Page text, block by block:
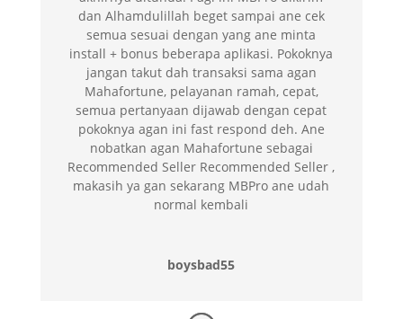
dan Alhamdulillah beget sampai ane cek
semua sesuai dengan yang ane minta
install + bonus beberapa aplikasi. Pokoknya
jangan takut dah transaksi sama agan
Mahafortune, pelayanan ramah, cepat,
semua pertanyaan dijawab dengan cepat
pokoknya agan ini fast respond deh. Ane
nobatkan agan Mahafortune sebagai
Recommended Seller Recommended Seller ,
makasih ya gan sekarang MBPro ane udah
normal kembali
boysbad55